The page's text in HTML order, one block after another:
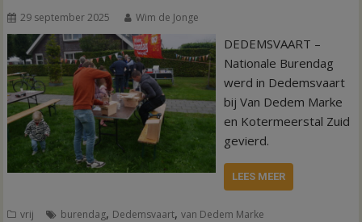
29 september 2025 Wim de Jonge
DEDEMSVAART –
Nationale Burendag
werd in Dedemsvaart
bij Van Dedem Marke
en Kotermeerstal Zuid
gevierd.
LEES MEER
vrij burendag, Dedemsvaart,van Dedem Marke